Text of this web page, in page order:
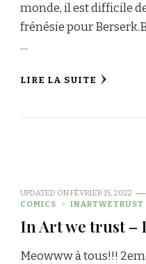
monde, il est difficile
frénésie pour
…
LIRE LA SUITE
UPDATED ONFÉVRIER 15, 2022
COMICS
INARTWETRUST
In Art we trust –
Meowww à tous!!!